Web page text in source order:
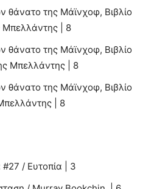
θάνατο της Μάϊνχοφ, Βιβλίο
| 8
θάνατο της Μάϊνχοφ, Βιβλίο
Μπελλάντης | 8
θάνατο της Μάϊνχοφ, Βιβλίο
| 8
#27 / Ευτοπία | 3